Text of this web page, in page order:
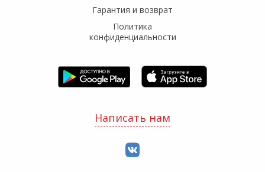
Гарантия и возврат
Политика
конфиденциальности
Написать нам